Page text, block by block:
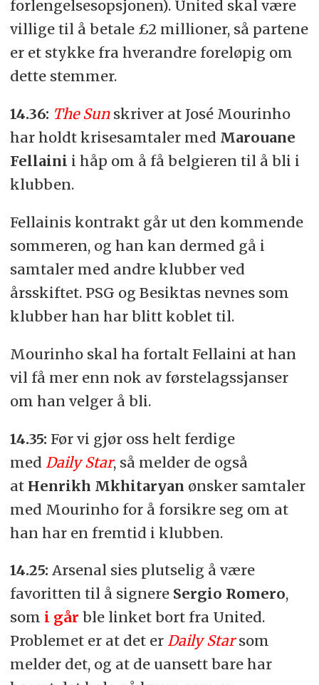
forlengelsesopsjonen). United skal være
villige til å betale £2 millioner, så partene
er et stykke fra hverandre foreløpig om
dette stemmer.
14.36: The Sunskriver at José Mourinho
har holdt krisesamtaler med Marouane
Fellaini i håp om å få belgieren til å bli i
klubben.
Fellainis kontrakt går ut den kommende
sommeren, og han kan dermed gå i
samtaler med andre klubber ved
årsskiftet. PSG og Besiktas nevnes som
klubber han har blitt koblet til.
Mourinho skal ha fortalt Fellaini at han
vil få mer enn nok av førstelagssjanser
om han velger å bli.
14.35: Før vi gjør oss helt ferdige
med Daily Star, så melder de også
at Henrikh Mkhitaryan ønsker samtaler
med Mourinho for å forsikre seg om at
han har en fremtid i klubben.
14.25: Arsenal sies plutselig å være
favoritten til å signere Sergio Romero,
som i går ble linket bort fra United.
Problemet er at det er Daily Starsom
melder det, og at de uansett bare har